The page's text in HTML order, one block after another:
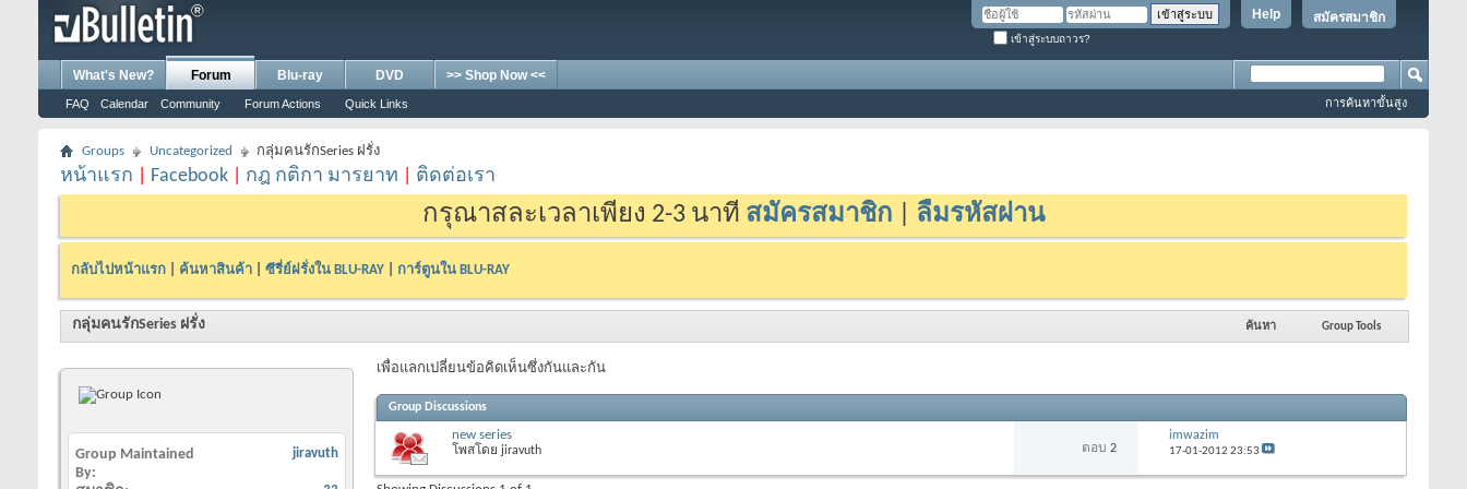
สมัครสมาชิก
Help
เข้าสู่ระบบถาวร?
What's New? Forum
FAQ Calendar Community Forum Actions Quick Links
Blu-ray DVD >> Shop Now <<
การค้นหาขั้นสูง
Groups Uncategorized กลุ่มคนรักSeries ฝรั่ง
หน้าแรก Facebook กฎ กติกา มารยาท ติดต่อเรา
กรุณาสละเวลาเพียง 2-3 นาที สมัครสมาชิก ลืมรหัสผ่าน
กลับไปหน้าแรก ค้นหาสินค้า ซีรี่ย์ฝรั่งใน BLU-RAY การ์ตูนใน BLU-RAY
ค้นหา Group Tools
กลุ่มคนรักSeries ฝรั่ง
เพื่อแลกเปลี่ยนข้อคิดเห็นซึ่งกันและกัน
Group Discussions
new series
โพสโดย jiravuth ตอบ 2
imwazim
17-01-2012 23:53
Group Maintained
By
jiravuth